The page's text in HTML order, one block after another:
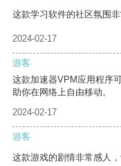
这款学习软件的社区氛围
2024-02-17
游客
这款加速器VPM应用程序
助你在网络上自由移动。
2024-02-17
游客
这款游戏的剧情非常感人，